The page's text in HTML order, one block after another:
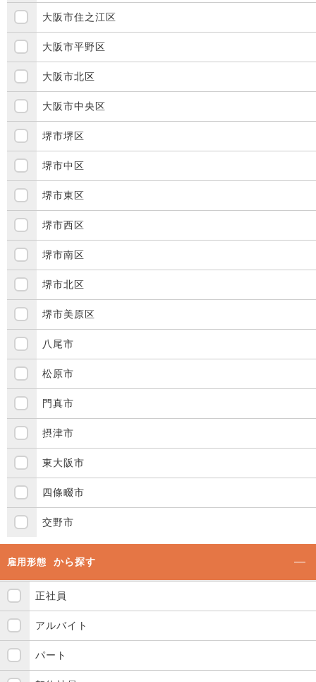
大阪市住之江区
大阪市平野区
大阪市北区
大阪市中央区
堺市堺区
堺市中区
堺市東区
堺市西区
堺市南区
堺市北区
堺市美原区
八尾市
松原市
門真市
摂津市
東大阪市
四條畷市
交野市
雇用形態 から探す
正社員
アルバイト
パート